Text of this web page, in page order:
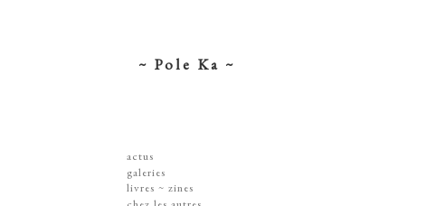
~ Pole Ka ~
actus
galeries
dessins ~ illustrations
livres ~ zines